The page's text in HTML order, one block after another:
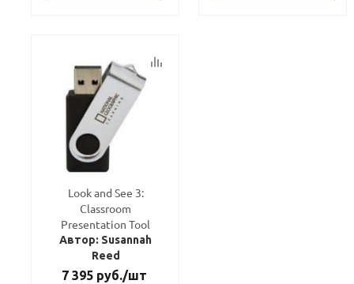
Look and See 3:
Classroom
Presentation Tool
Автор: Susannah
Reed
7 395руб./шт